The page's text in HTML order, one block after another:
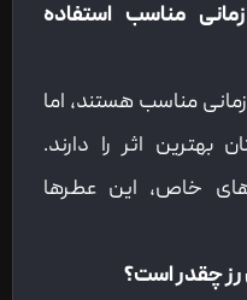
مناسب استفاده
مناسب هستند، اما
بهترین اثر را دارند.
خاص، این عطرها
چقدر است؟